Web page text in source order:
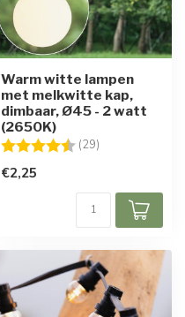
Warm witte lampen
met melkwitte kap,
dimbaar, Ø45 - 2 watt
(2650K)
Beoordeling: (29)
€2,25